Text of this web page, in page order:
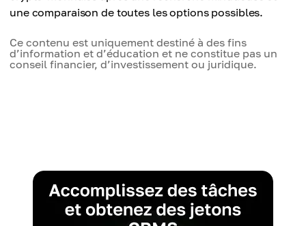
une comparaison de toutes les options possibles.
Ce contenu est uniquement destiné à des fins
d’information et d’éducation et ne constitue pas un
conseil financier, d’investissement ou juridique.